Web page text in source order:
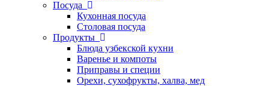
Посуда
Кухонная посуда
Столовая посуда
Продукты
Блюда узбекской кухни
Варенье и компоты
Приправы и специи
Орехи, сухофрукты, халва, мед